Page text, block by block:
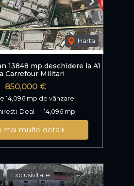
Harta
Next
13848 mp deschidere la A1
Carrefour Militari
850,000 €
14,096 mp de vânzare
Deal
14,096 mp
mai multe detalii
Exclusivitate